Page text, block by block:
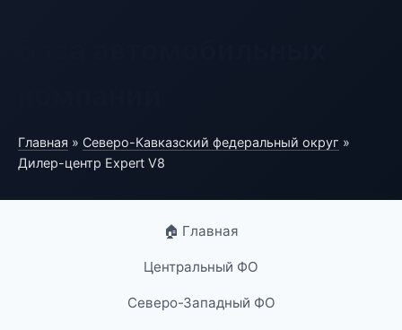
Главная » Северо-Кавказский федеральный округ »
Дилер-центр Expert V8
🏠 Главная
Центральный ФО
Северо-Западный ФО